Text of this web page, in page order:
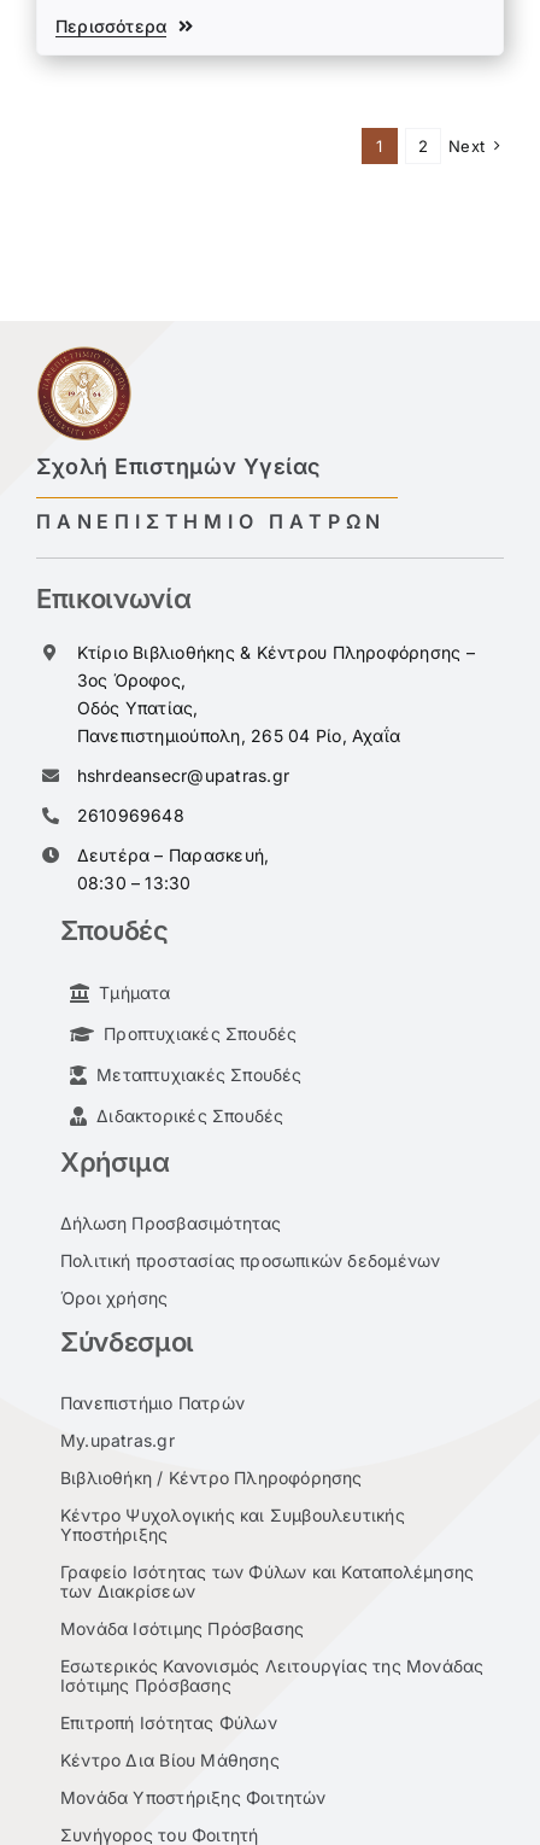
Περισσότερα
1 2 Next
Σχολή Επιστημών Υγείας
ΠΑΝΕΠΙΣΤΗΜΙΟ ΠΑΤΡΩΝ
Επικοινωνία
Κτίριο Βιβλιοθήκης & Κέντρου Πληροφόρησης –
3ος Όροφος,
Οδός Υπατίας,
Πανεπιστημιούπολη, 265 04 Ρίο, Αχαΐα
hshrdeansecr@upatras.gr
2610969648
Δευτέρα – Παρασκευή,
08:30 – 13:30
Σπουδές
Τμήματα
Προπτυχιακές Σπουδές
Μεταπτυχιακές Σπουδές
Διδακτορικές Σπουδές
Χρήσιμα
Δήλωση Προσβασιμότητας
Πολιτική προστασίας προσωπικών δεδομένων
Όροι χρήσης
Σύνδεσμοι
Πανεπιστήμιο Πατρών
My.upatras.gr
Βιβλιοθήκη / Κέντρο Πληροφόρησης
Κέντρο Ψυχολογικής και Συμβουλευτικής
Υποστήριξης
Γραφείο Ισότητας των Φύλων και Καταπολέμησης
των Διακρίσεων
Μονάδα Ισότιμης Πρόσβασης
Εσωτερικός Κανονισμός Λειτουργίας της Μονάδας
Ισότιμης Πρόσβασης
Επιτροπή Ισότητας Φύλων
Κέντρο Δια Βίου Μάθησης
Μονάδα Υποστήριξης Φοιτητών
Συνήγορος του Φοιτητή